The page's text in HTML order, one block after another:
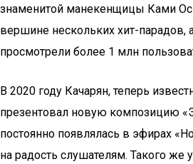
знаменитой манекенщицы Ками
вершине нескольких хит-парадов,
просмотрели более 1 млн
В 2020 году Качарян, теперь
презентовал новую композицию
постоянно появлялась в эфирах
на радость слушателям. Такого же